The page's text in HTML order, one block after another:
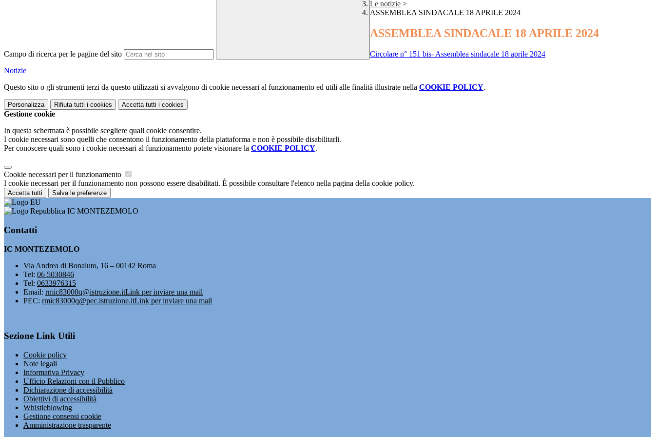
Campo di ricerca per le pagine del sito
Le notizie >
ASSEMBLEA SINDACALE 18 APRILE 2024
ASSEMBLEA SINDACALE 18 APRILE 2024
Circolare n° 151 bis- Assemblea sindacale 18 aprile 2024
Notizie
Questo sito o gli strumenti terzi da questo utilizzati si avvalgono di cookie necessari al funzionamento ed utili alle finalità illustrate nella COOKIE POLICY.
Personalizza Rifiuta tutti i cookies Accetta tutti i cookies
Gestione cookie
In questa schermata è possibile scegliere quali cookie consentire.
I cookie necessari sono quelli che consentono il funzionamento della piattaforma e non è possibile disabilitarli.
Per conoscere quali sono i cookie necessari al funzionamento potete visionare la COOKIE POLICY.
Cookie necessari per il funzionamento
I cookie necessari per il funzionamento non possono essere disabilitati. È possibile consultare l'elenco nella pagina della cookie policy.
Accetta tutti Salva le preferenze
IC MONTEZEMOLO
Contatti
IC MONTEZEMOLO
Via Andrea di Bonaiuto, 16 – 00142 Roma
Tel: 06 5030846
Tel: 0633976315
Email: rmic83000q@istruzione.itLink per inviare una mail
PEC: rmic83000q@pec.istruzione.itLink per inviare una mail
Sezione Link Utili
Cookie policy
Note legali
Informativa Privacy
Ufficio Relazioni con il Pubblico
Dichiarazione di accessibilità
Obiettivi di accessibilità
Whistleblowing
Gestione consensi cookie
Amministrazione trasparente